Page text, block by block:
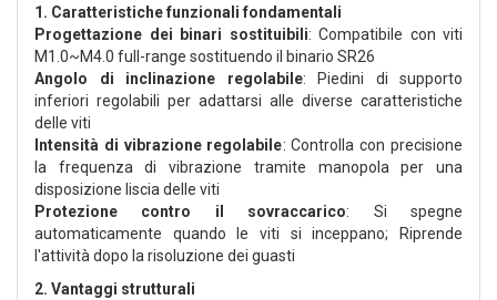
1. Caratteristiche funzionali fondamentali
Progettazione dei binari sostituibili: Compatibile con viti
M1.0~M4.0 full-range sostituendo il binario SR26
Angolo di inclinazione regolabile: Piedini di supporto
inferiori regolabili per adattarsi alle diverse caratteristiche
delle viti
Intensità di vibrazione regolabile: Controlla con precisione
la frequenza di vibrazione tramite manopola per una
disposizione liscia delle viti
Protezione contro il sovraccarico: Si spegne
automaticamente quando le viti si inceppano; Riprende
l'attività dopo la risoluzione dei guasti
2. Vantaggi strutturali